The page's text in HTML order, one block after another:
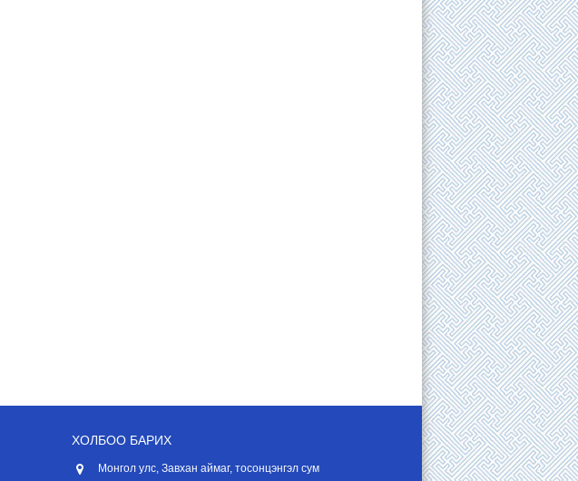
ХОЛБОО БАРИХ
Монгол улс, Завхан аймаг, тосонцэнгэл сум